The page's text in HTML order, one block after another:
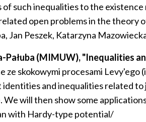
such inequalities to the
open problems in the
Jan Peszek, Katarzyna
Pałuba (MIMUW), "Inequalities
ze skokowymi procesami Levy'ego
and inequalities related
will then show some
with Hardy-type potential/